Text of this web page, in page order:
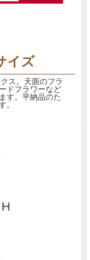
イズ
ス。天面のフラ
ドフラワーなど
す。平納品のた
。